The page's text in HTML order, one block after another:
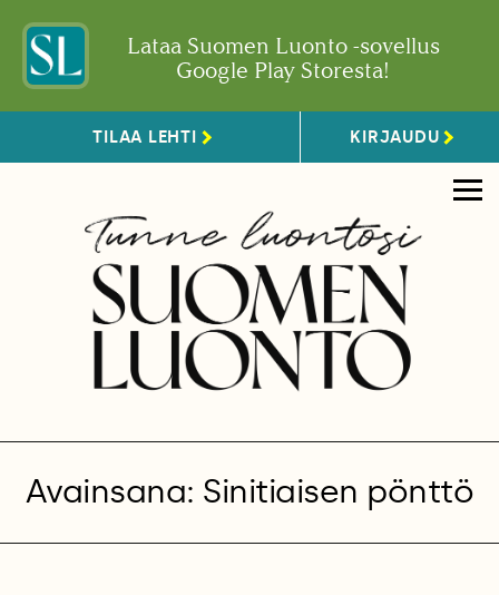
Lataa Suomen Luonto -sovellus
Google Play Storesta!
TILAA LEHTI KIRJAUDU
Avainsana: Sinitiaisen pönttö